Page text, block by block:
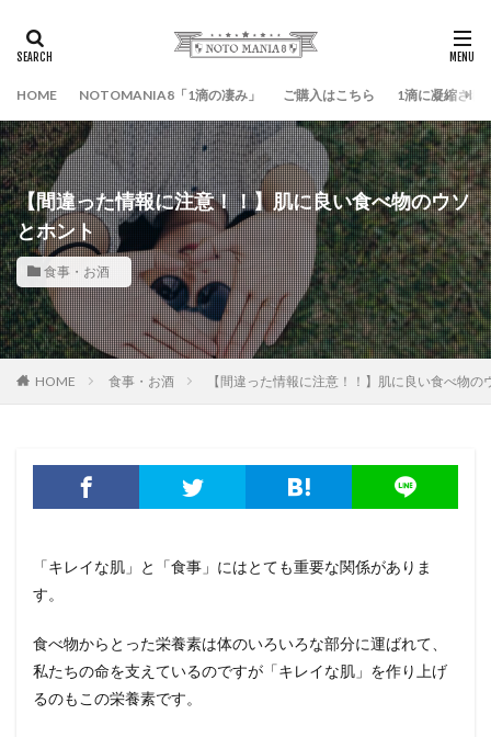
HOME NOTOMANIA8「1滴の凄み」 ご購入はこちら 1滴に凝縮され
【間違った情報に注意！！】肌に良い食べ物のウソ
とホント
食事・お酒
HOME 食事・お酒 【間違った情報に注意！！】肌に良い食べ物の
「キレイな肌」と「食事」にはとても重要な関係がありま
す。
食べ物からとった栄養素は体のいろいろな部分に運ばれて、
私たちの命を支えているのですが「キレイな肌」を作り上げ
るのもこの栄養素です。